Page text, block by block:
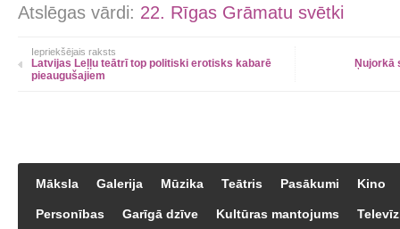
Atslēgas vārdi: 22. Rīgas Grāmatu svētki
Iepriekšējais raksts
Latvijas Leļļu teātrī top politiski erotisks kabarē
pieaugušajiem
Ņujorkā
Māksla Galerija Mūzika Teātris Pasākumi Kino
Personības Garīgā dzīve Kultūras mantojums